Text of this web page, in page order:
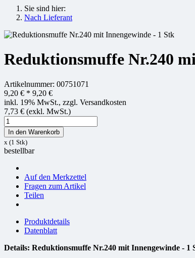
Sie sind hier:
Nach Lieferant
Reduktionsmuffe Nr.240
Artikelnummer: 00751071
9,20 € * 9,20 €
inkl. 19% MwSt., zzgl. Versandkosten
7,73 € (exkl. MwSt.)
In den Warenkorb
x (1 Stk)
bestellbar
Auf den Merkzettel
Fragen zum Artikel
Teilen
Produktdetails
Datenblatt
Details: Reduktionsmuffe Nr.240 mit Innengewinde - 1